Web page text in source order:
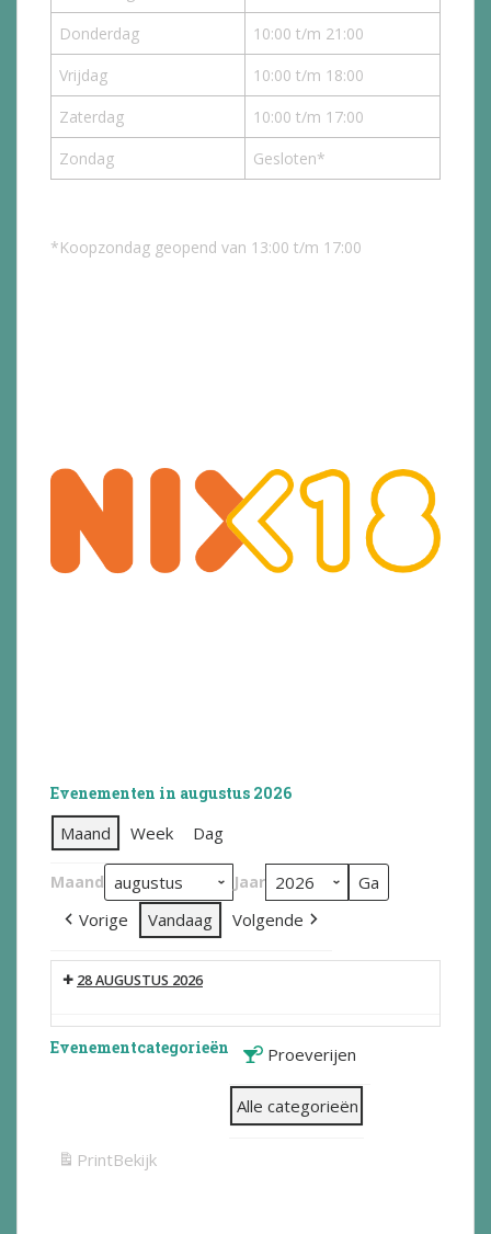
Donderdag
10:00 t/m 21:00
Vrijdag
10:00 t/m 18:00
Zaterdag
10:00 t/m 17:00
Zondag
Gesloten*
*Koopzondag geopend van 13:00 t/m 17:00
Evenementen in augustus 2026
Maand Week Dag
Maand Jaar
Vorige Vandaag Volgende
28 AUGUSTUS 2026
Evenementcategorieën Proeverijen
Alle categorieën
PrintBekijk